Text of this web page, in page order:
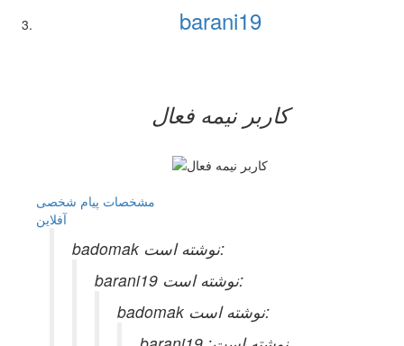
barani19
کاربر نيمه فعال
مشخصات پیام شخصی
آفلاين
badomak نوشته است:
barani19 نوشته است:
badomak نوشته است: